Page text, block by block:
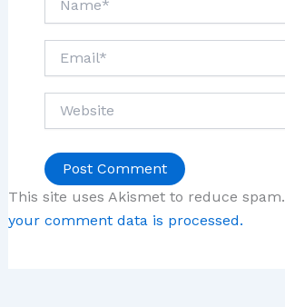
This site uses Akismet to reduce spam.
your comment data is processed.